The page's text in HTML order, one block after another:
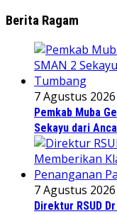
Berita Ragam
7 Agustus 2026
Pemkab Muba
Sekayu dari
7 Agustus 2026
Direktur RSUD